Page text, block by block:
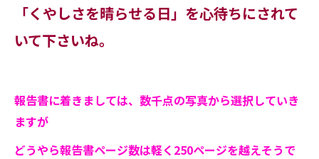
「くやしさを晴らせる日」を心待ちにされて
いて下さいね。
報告書に着きましては、数千点の写真から選択していき
ますが
どうやら報告書ページ数は軽く250ページを越えそうで